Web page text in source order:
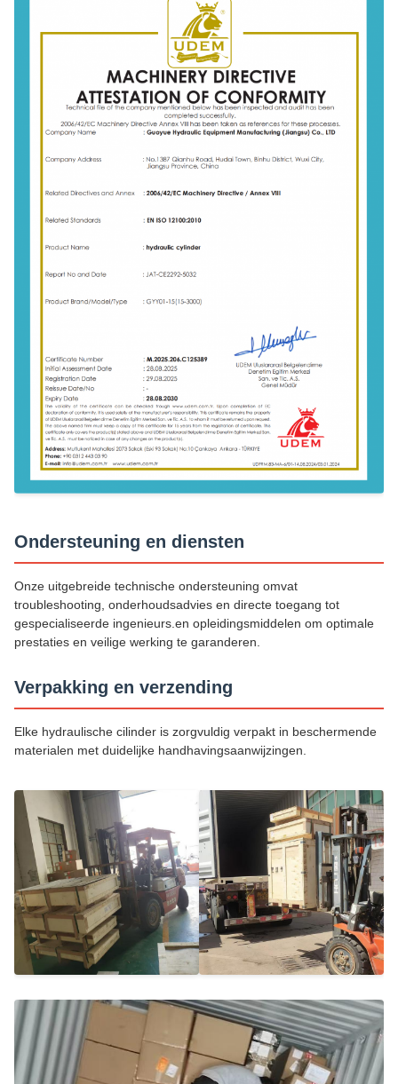
Ondersteuning en diensten
Onze uitgebreide technische ondersteuning omvat
troubleshooting, onderhoudsadvies en directe toegang tot
gespecialiseerde ingenieurs.en opleidingsmiddelen om optimale
prestaties en veilige werking te garanderen.
Verpakking en verzending
Elke hydraulische cilinder is zorgvuldig verpakt in beschermende
materialen met duidelijke handhavingsaanwijzingen.